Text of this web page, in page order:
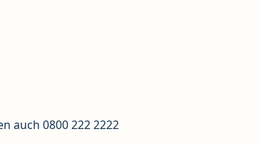
auch 0800 222 2222